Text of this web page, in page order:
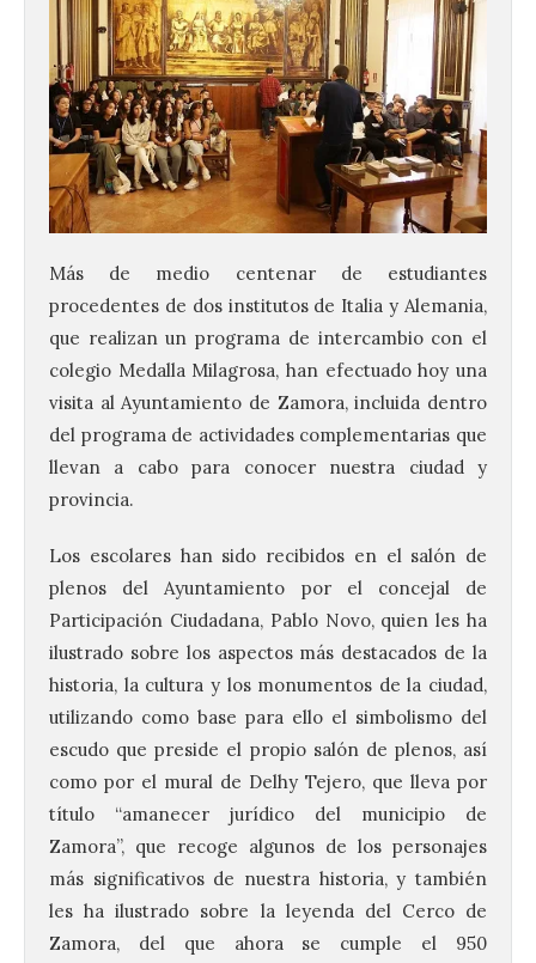
Más de medio centenar de estudiantes
procedentes de dos institutos de Italia y Alemania,
que realizan un programa de intercambio con el
colegio Medalla Milagrosa, han efectuado hoy una
visita al Ayuntamiento de Zamora, incluida dentro
del programa de actividades complementarias que
llevan a cabo para conocer nuestra ciudad y
provincia.
Los escolares han sido recibidos en el salón de
plenos del Ayuntamiento por el concejal de
Participación Ciudadana, Pablo Novo, quien les ha
ilustrado sobre los aspectos más destacados de la
historia, la cultura y los monumentos de la ciudad,
utilizando como base para ello el simbolismo del
escudo que preside el propio salón de plenos, así
como por el mural de Delhy Tejero, que lleva por
título “amanecer jurídico del municipio de
Zamora”, que recoge algunos de los personajes
más significativos de nuestra historia, y también
les ha ilustrado sobre la leyenda del Cerco de
Zamora, del que ahora se cumple el 950